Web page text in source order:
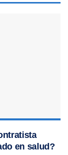
en salud?